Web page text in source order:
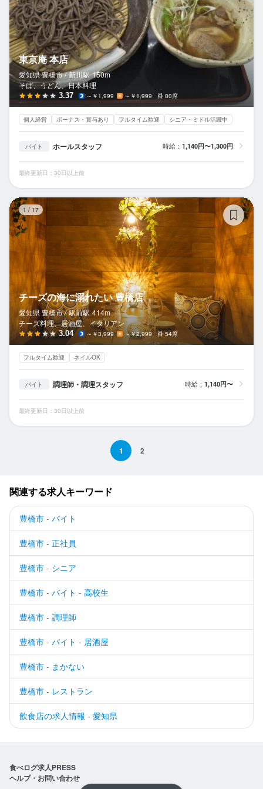
東京庵 本店
愛知県 豊橋市 / 新川駅 150m
そば、うどん、日本料理
3.37 ～￥1,999 ～￥1,999 80席
個人経営 ボーナス・賞与あり フルタイム歓迎 シニア・ミドル活躍中
バイト ホールスタッフ 時給： 1,140円〜1,300円
最終更新日：30日以上前
1 / 17
チーズの海に溺れたい 豊橋店
愛知県 豊橋市 / 駅前駅 414m
チーズ料理、居酒屋、イタリアン
3.04 ～￥3,999 ～￥2,999 54席
フルタイム歓迎 ネイルOK
バイト 調理師・調理スタッフ 時給： 1,140円〜
最終更新日：30日以上前
1 2
関連する求人キーワード
豊橋市 - バイト
豊橋市 - 正社員
豊橋市 - シニア
豊橋市 - バイト - 高校生
豊橋市 - 調理師
豊橋市 - バイト - 居酒屋
豊橋市 - まかない
豊橋市 - レストラン
飲食店の求人情報 - 愛知県
食べログ求人PRESS
ヘルプ・お問い合わせ